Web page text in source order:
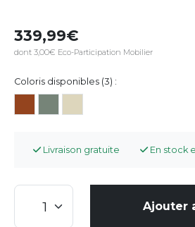
339,99
dont 3,00€ Eco-Participation Mobilier
Coloris disponibles (3) :
Livraison gratuite En stock
Ajouter